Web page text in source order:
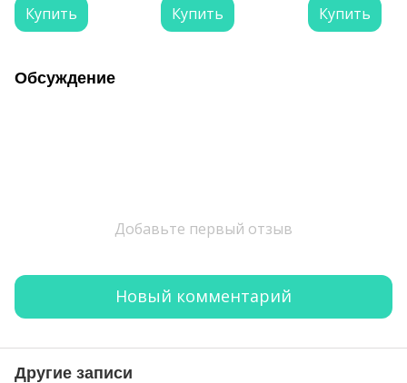
Купить Купить Купить
Обсуждение
Добавьте первый отзыв
Новый комментарий
Другие записи